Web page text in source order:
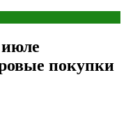
покупки